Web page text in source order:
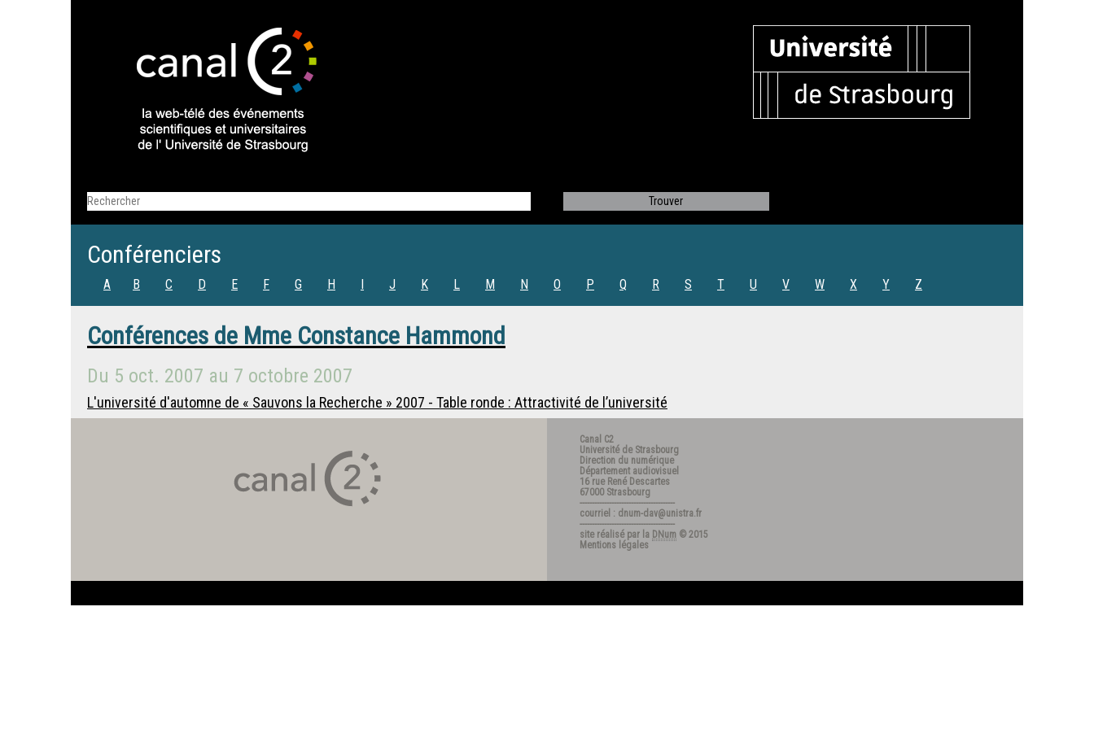
Conférenciers
A B C D E F G H I J K L M N O P Q R S T U V W X Y Z
Conférences de Mme Constance Hammond
Du 5 oct. 2007 au 7 octobre 2007
L'université d'automne de « Sauvons la Recherche » 2007 - Table ronde : Attractivité de l’université
Canal C2
Université de Strasbourg
Direction du numérique
Département audiovisuel
16 rue René Descartes
67000 Strasbourg
---------------------------------------
courriel : dnum-dav@unistra.fr
---------------------------------------
site réalisé par la DNum © 2015
Mentions légales